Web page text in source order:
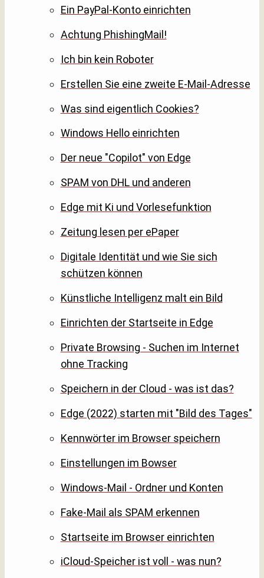
Ein PayPal-Konto einrichten
Achtung PhishingMail!
Ich bin kein Roboter
Erstellen Sie eine zweite E-Mail-Adresse
Was sind eigentlich Cookies?
Windows Hello einrichten
Der neue "Copilot" von Edge
SPAM von DHL und anderen
Edge mit Ki und Vorlesefunktion
Zeitung lesen per ePaper
Digitale Identität und wie Sie sich
schützen können
Künstliche Intelligenz malt ein Bild
Einrichten der Startseite in Edge
Private Browsing - Suchen im Internet
ohne Tracking
Speichern in der Cloud - was ist das?
Edge (2022) starten mit "Bild des Tages"
Kennwörter im Browser speichern
Einstellungen im Bowser
Windows-Mail - Ordner und Konten
Fake-Mail als SPAM erkennen
Startseite im Browser einrichten
iCloud-Speicher ist voll - was nun?